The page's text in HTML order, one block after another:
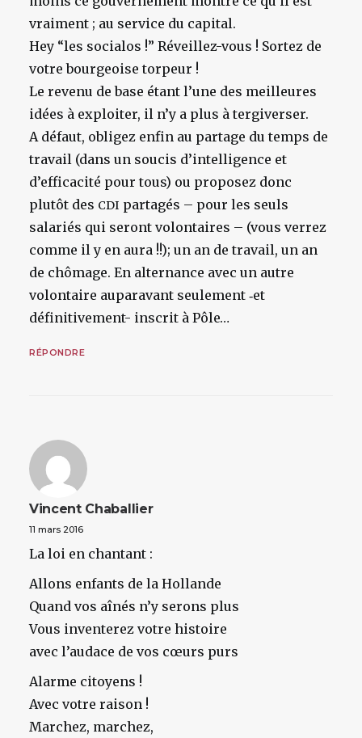
vraiment ; au service du capital.
Hey “les socialos !” Réveillez-vous ! Sortez de
votre bourgeoise torpeur !
Le revenu de base étant l’une des meilleures
idées à exploiter, il n’y a plus à tergiverser.
A défaut, obligez enfin au partage du temps de
travail (dans un soucis d’intelligence et
d’efficacité pour tous) ou proposez donc
plutôt des CDI partagés – pour les seuls
salariés qui seront volontaires – (vous verrez
comme il y en aura !!); un an de travail, un an
de chômage. En alternance avec un autre
volontaire auparavant seulement ‑et
définitivement- inscrit à Pôle…
RÉPONDRE
Vincent Chaballier
11 mars 2016
La loi en chantant :
Allons enfants de la Hollande
Quand vos aînés n’y serons plus
Vous inventerez votre histoire
avec l’audace de vos cœurs purs
Alarme citoyens !
Avec votre raison !
Marchez, marchez,